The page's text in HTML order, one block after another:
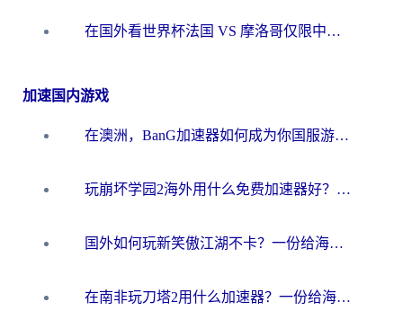
在国外看世界杯法国 VS 摩洛哥仅限中国大陆？海外党这样看中文解说赛事不卡顿
加速国内游戏
在澳洲，BanG加速器如何成为你国服游戏的“时光机”？
玩崩坏学园2海外用什么免费加速器好？2026海外党亲测国服游戏加速指南
国外如何玩新笑傲江湖不卡？一份给海外游子的终极网络指南
在南非玩刀塔2用什么加速器？一份给海外游子的终极生存指南